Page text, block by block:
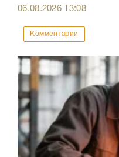
06.08.2026 13:08
Комментарии